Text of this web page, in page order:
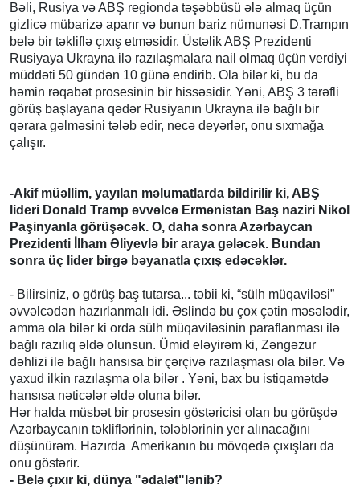
Bəli, Rusiya və ABŞ regionda təşəbbüsü ələ almaq üçün
gizlicə mübarizə aparır və bunun bariz nümunəsi D.Trampın
belə bir təkliflə çıxış etməsidir. Üstəlik ABŞ Prezidenti
Rusiyaya Ukrayna ilə razılaşmalara nail olmaq üçün verdiyi
müddəti 50 gündən 10 günə endirib. Ola bilər ki, bu da
həmin rəqabət prosesinin bir hissəsidir. Yəni, ABŞ 3 tərəfli
görüş başlayana qədər Rusiyanın Ukrayna ilə bağlı bir
qərara gəlməsini tələb edir, necə deyərlər, onu sıxmağa
çalışır.
-Akif müəllim, yayılan məlumatlarda bildirilir ki, ABŞ
lideri Donald Tramp əvvəlcə Ermənistan Baş naziri Nikol
Paşinyanla görüşəcək. O, daha sonra Azərbaycan
Prezidenti İlham Əliyevlə bir araya gələcək. Bundan
sonra üç lider birgə bəyanatla çıxış edəcəklər.
- Bilirsiniz, o görüş baş tutarsa... təbii ki, “sülh müqaviləsi”
əvvəlcədən hazırlanmalı idi. Əslində bu çox çətin məsələdir,
amma ola bilər ki orda sülh müqaviləsinin paraflanması ilə
bağlı razılıq əldə olunsun. Ümid eləyirəm ki, Zəngəzur
dəhlizi ilə bağlı hansısa bir çərçivə razılaşması ola bilər. Və
yaxud ilkin razılaşma ola bilər . Yəni, bax bu istiqamətdə
hansısa nəticələr əldə oluna bilər.
Hər halda müsbət bir prosesin göstəricisi olan bu görüşdə
Azərbaycanın təkliflərinin, tələblərinin yer alınacağını
düşünürəm. Hazırda Amerikanın bu mövqedə çıxışları da
onu göstərir.
- Belə çıxır ki, dünya "ədalət"lənib?